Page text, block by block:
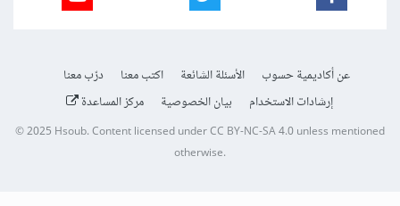
عن أكاديمية حسوب الأسئلة الشائعة اكتب معنا
درّب معنا
إرشادات الاستخدام
بيان الخصوصية مركز المساعدة
© 2025Hsoub.Content licensed underCC BY-NC-SA 4.0unless mentioned
otherwise.